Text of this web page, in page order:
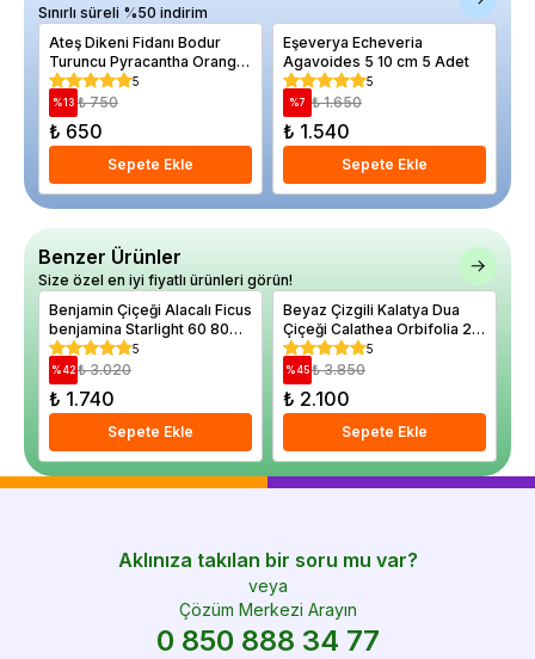
Sınırlı süreli %50 indirim
Ateş Dikeni Fidanı Bodur
Turuncu Pyracantha Orange
Glow Saksıda
5
%13 ₺ 750
₺ 650
Sepete Ekle
Eşeverya Echeveria
Agavoides 5 10 cm 5 Adet
5
%7 ₺ 1.650
₺ 1.540
Sepete Ekle
Benzer Ürünler
Size özel en iyi fiyatlı ürünleri görün!
Benjamin Çiçeği Alacalı Ficus
benjamina Starlight 60 80
cm Saksıda5
%42 ₺ 3.020
₺ 1.740
Sepete Ekle
Beyaz Çizgili Kalatya Dua
Çiçeği Calathea Orbifolia 20
30 cm
5
%45 ₺ 3.850
₺ 2.100
Sepete Ekle
Aklınıza takılan bir soru mu var?
veya
Çözüm Merkezi Arayın
0 850 888 34 77